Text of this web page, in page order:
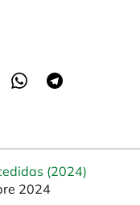
(2024)
2024